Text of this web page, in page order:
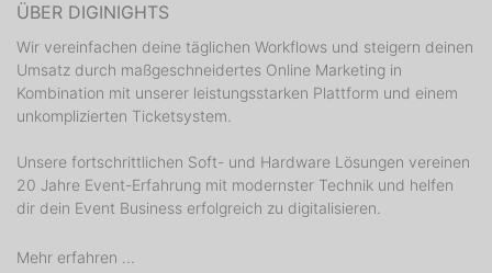
ÜBER DIGINIGHTS
Wir vereinfachen deine täglichen Workflows und steigern deinen
Umsatz durch maßgeschneidertes Online Marketing in
Kombination mit unserer leistungsstarken Plattform und einem
unkomplizierten Ticketsystem.
Unsere fortschrittlichen Soft- und Hardware Lösungen vereinen
20 Jahre Event-Erfahrung mit modernster Technik und helfen
dir dein Event Business erfolgreich zu digitalisieren.
Mehr erfahren ...